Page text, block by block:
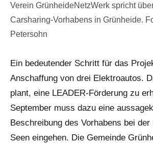
Verein GrünheideNetzWerk spricht
Carsharing-Vorhabens in Grünheide.
Petersohn
Ein bedeutender Schritt für das
Anschaffung von drei Elektroautos.
plant, eine LEADER-Förderung zu
September muss dazu eine
Beschreibung des Vorhabens bei
Seen eingehen. Die Gemeinde